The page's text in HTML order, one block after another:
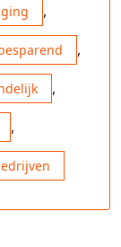
,
,
,
,